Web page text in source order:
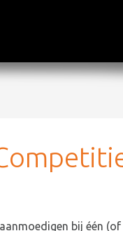
bij één (of